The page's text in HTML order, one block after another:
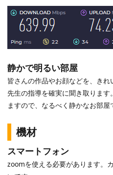
静かで明るい部屋
皆さんの作品やお顔などを、きれ
先生の指導を確実に聞き取りま
ますので、なるべく静かなお部屋
機材
スマートフォン
zoomを使える必要があります。